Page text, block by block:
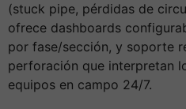
(stuck pipe, pérdidas de
ofrece dashboards
por fase/sección, y soporte
perforación que interpretan
equipos en campo 24/7.